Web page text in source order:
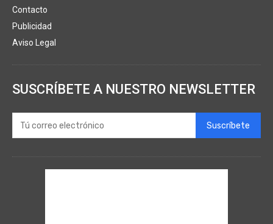
Contacto
Publicidad
Aviso Legal
SUSCRÍBETE A NUESTRO NEWSLETTER
Suscríbete